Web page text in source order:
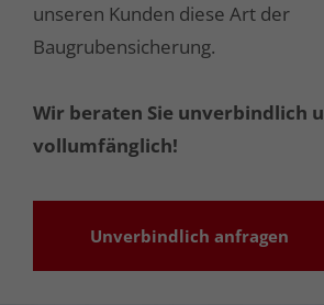
unseren Kunden diese Art der
Baugrubensicherung.
Wir beraten Sie unverbindlich
vollumfänglich!
Unverbindlich anfragen